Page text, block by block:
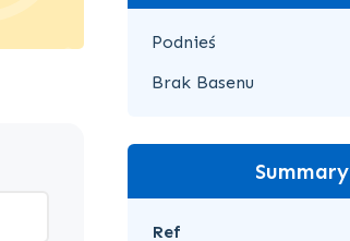
Podnieś
Brak Basenu
Summary
Ref